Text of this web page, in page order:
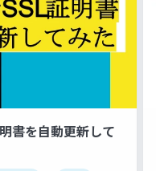
書を自動更新して